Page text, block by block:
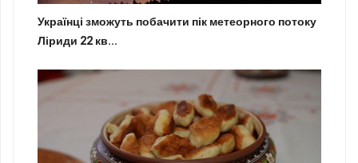
Українці зможуть побачити пік метеорного потоку
Ліриди 22 кв...